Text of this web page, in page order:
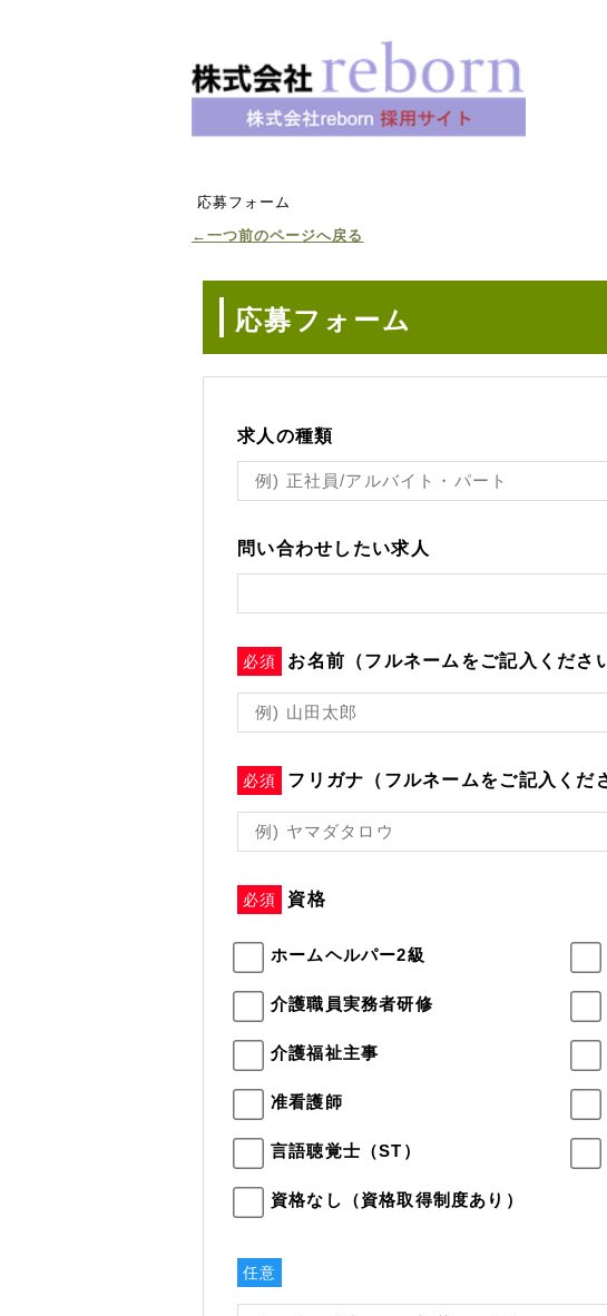
応募フォーム
←一つ前のページへ戻る
応募フォーム
求人の種類
問い合わせしたい求人
必須 お名前（フルネームをご記入くださ
必須 フリガナ（フルネームをご記入くだ
必須 資格
ホームヘルパー2級
介護職員実務者研修
介護福祉主事
准看護師
言語聴覚士（ST）
資格なし（資格取得制度あり）
任意